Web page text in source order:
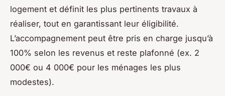
logement et définit les plus pertinents travaux à
réaliser, tout en garantissant leur éligibilité.
L’accompagnement peut être pris en charge jusqu’à
100% selon les revenus et reste plafonné (ex. 2
000€ ou 4 000€ pour les ménages les plus
modestes).